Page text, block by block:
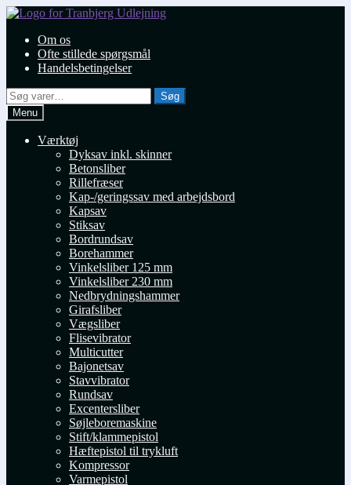
Spring
navigation
Spring
indholdOm os
Ofte stillede spørgsmål
Handelsbetingelser
Søg
efter:
Søg
Menu
Værktøj
Dyksav inkl. skinner
Betonsliber
Rillefræser
Kap-/geringssav med arbejdsbord
Kapsav
Stiksav
Bordrundsav
Borehammer
Vinkelsliber 125 mm
Vinkelsliber 230 mm
Nedbrydningshammer
Girafsliber
Vægsliber
Flisevibrator
Multicutter
Bajonetsav
Stavvibrator
Rundsav
Excentersliber
Søjleboremaskine
Stift/klammepistol
Hæftepistol til trykluft
Kompressor
Varmepistol